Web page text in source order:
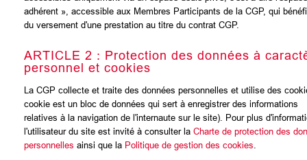
adhérent », accessible aux Membres Participants de la CGP, qui
du versement d'une prestation au titre du contrat CGP.
ARTICLE 2 : Protection des données à
personnel et cookies
La CGP collecte et traite des données personnelles et utilise des
cookie est un bloc de données qui sert à enregistrer des informations
relatives à la navigation de l'internaute sur le site). Pour plus
l'utilisateur du site est invité à consulter la Charte de protection des
personnelles ainsi que la Politique de gestion des cookies